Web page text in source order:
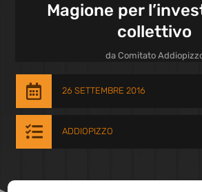
Magione per
collettivo
da Comitato
 26 SETTEMBRE 2016
 ADDIOPIZZO